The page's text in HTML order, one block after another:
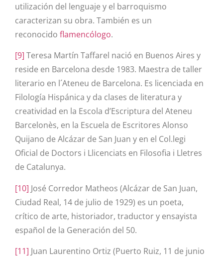
utilización del lenguaje y el barroquismo
caracterizan su obra. También es un
reconocido flamencólogo.
[9] Teresa Martín Taffarel nació en Buenos Aires y
reside en Barcelona desde 1983. Maestra de taller
literario en l´Ateneu de Barcelona. Es licenciada en
Filología Hispánica y da clases de literatura y
creatividad en la Escola d’Escriptura del Ateneu
Barcelonès, en la Escuela de Escritores Alonso
Quijano de Alcázar de San Juan y en el Col.legi
Oficial de Doctors i Llicenciats en Filosofia i Lletres
de Catalunya.
[10] José Corredor Matheos (Alcázar de San Juan,
Ciudad Real, 14 de julio de 1929) es un poeta,
crítico de arte, historiador, traductor y ensayista
español de la Generación del 50.
[11] Juan Laurentino Ortiz (Puerto Ruiz, 11 de junio